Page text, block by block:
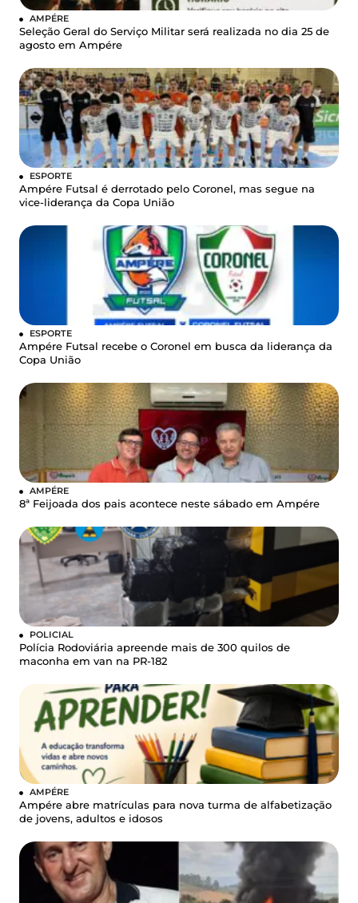
AMPÉRE
Seleção Geral do Serviço Militar será realizada no dia 25 de
agosto em Ampére
ESPORTE
Ampére Futsal é derrotado pelo Coronel, mas segue na
vice-liderança da Copa União
ESPORTE
Ampére Futsal recebe o Coronel em busca da liderança da
Copa União
AMPÉRE
8ª Feijoada dos pais acontece neste sábado em Ampére
POLICIAL
Polícia Rodoviária apreende mais de 300 quilos de
maconha em van na PR-182
AMPÉRE
Ampére abre matrículas para nova turma de alfabetização
de jovens, adultos e idosos